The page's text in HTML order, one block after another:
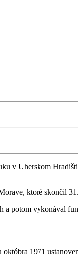
v Uherskom
ktoré skončil
a potom vykonával
1971